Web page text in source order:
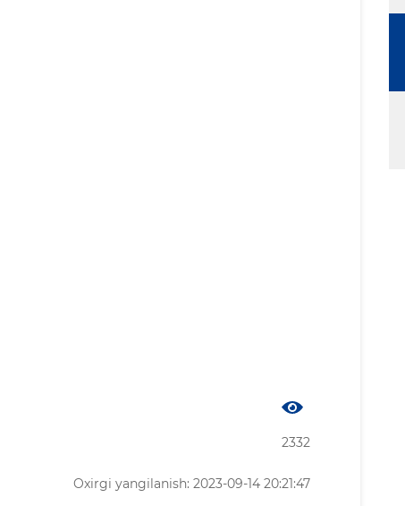
2332
Oxirgi yangilanish: 2023-09-14 20:21:47